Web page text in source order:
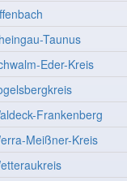
Taunus
Eder-Kreis
Frankenberg
Meißner-Kreis